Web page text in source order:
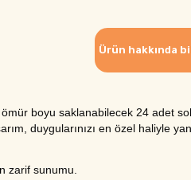
Ürün hakkında
boyu saklanabilecek 24 adet
duygularınızı en özel haliyle
zarif sunumu.